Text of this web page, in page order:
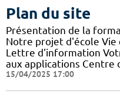
Plan du site
Présentation de la
Notre projet d'école Vie
Lettre d'information
aux applications Centre
15/04/2025 17:00